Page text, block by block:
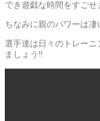
でき遊戯な時間をすごせ
ちなみに親のパワーは
選手達は日々のトレーニ
ましょう‼️